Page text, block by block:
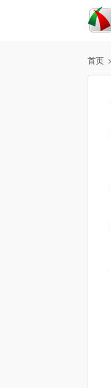
首页